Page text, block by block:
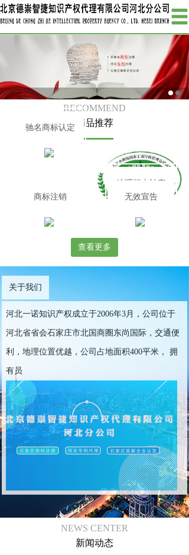
RECOMMEND
精品推荐
驰名商标认定
地理标志认定
商标注销
无效宣告
查看更多
关于我们
河北一诺知识产权成立于2006年3月，公司位于
河北省省会石家庄市北国商圈东尚国际，交通便
利，地理位置优越，公司占地面积400平米， 拥
有员
NEWS CENTER
新闻动态